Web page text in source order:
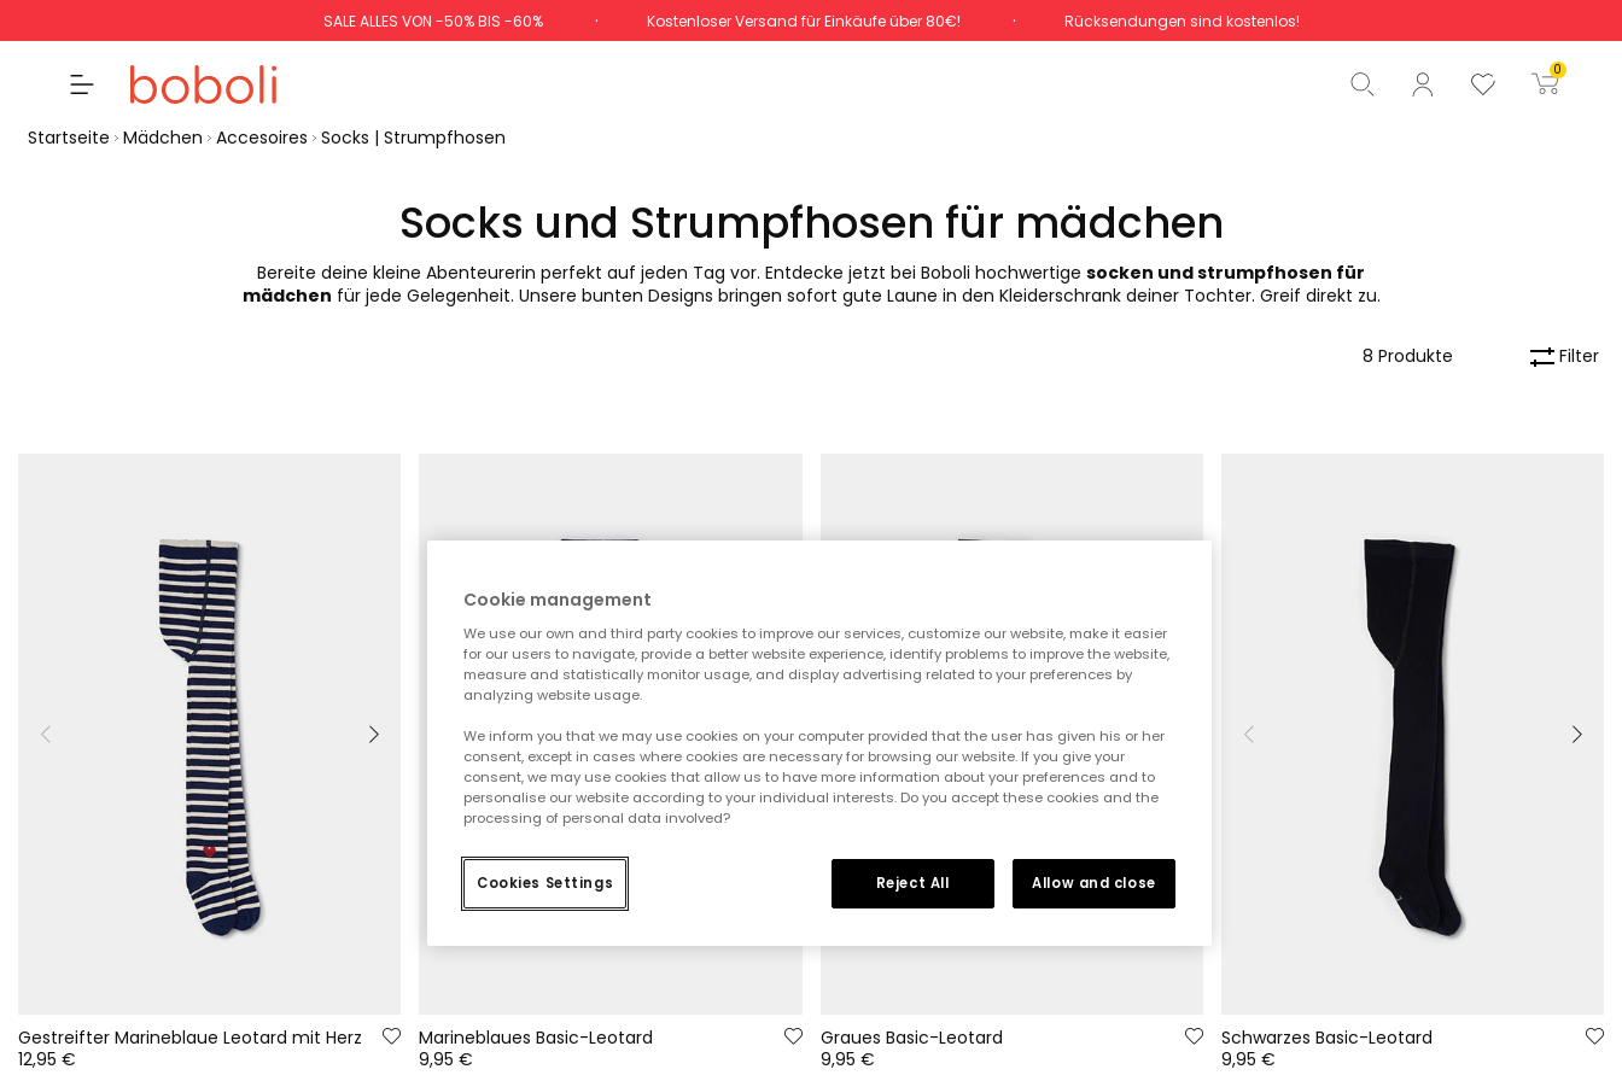
SALE ALLES VON -50% BIS -60% Kostenloser Versand für Einkäufe über 80€! Rücksendungen sind kostenlos!
0
Gesamtbetrag 0,00 €
Start der Bestellung
Startseite Mädchen Accesoires Socks | Strumpfhosen
Socks und Strumpfhosen für mädchen
Bereite deine kleine Abenteurerin perfekt auf jeden Tag vor. Entdecke jetzt bei Boboli hochwertige socken und strumpfhosen für
mädchen für jede Gelegenheit. Unsere bunten Designs bringen sofort gute Laune in den Kleiderschrank deiner Tochter. Greif direkt zu.
Filter
8 Produkte
Gestreifter Marineblaue Leotard mit Herz
12,95 €
Marineblaues Basic-Leotard
9,95 €
Graues Basic-Leotard
9,95 €
Schwarzes Basic-Leotard
9,95 €
Cookie management
We use our own and third party cookies to improve our services, customize our website, make it easier
for our users to navigate, provide a better website experience, identify problems to improve the website,
measure and statistically monitor usage, and display advertising related to your preferences by
analyzing website usage.
We inform you that we may use cookies on your computer provided that the user has given his or her
consent, except in cases where cookies are necessary for browsing our website. If you give your
consent, we may use cookies that allow us to have more information about your preferences and to
personalise our website according to your individual interests. Do you accept these cookies and the
processing of personal data involved?
Cookies Settings Reject All Allow and close